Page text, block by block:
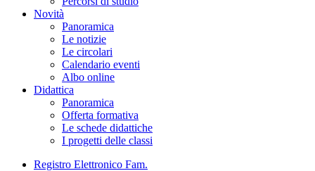
Novità
Panoramica
Le notizie
Le circolari
Calendario eventi
Albo online
Didattica
Panoramica
Offerta formativa
Le schede didattiche
I progetti delle classi
Registro Elettronico Fam.